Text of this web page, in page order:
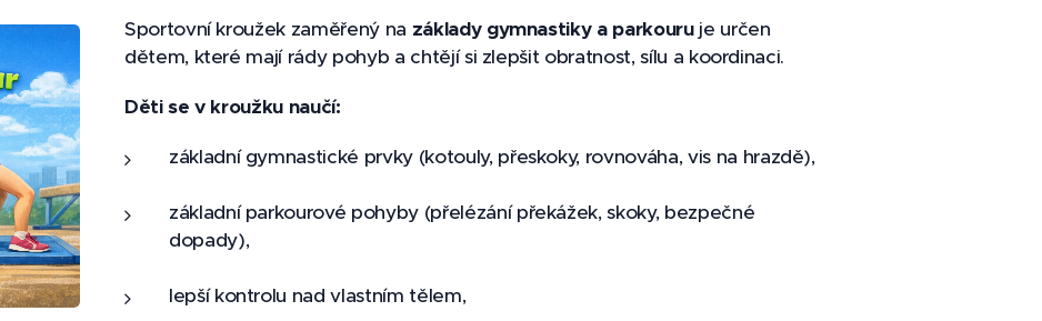
Sportovní kroužek zaměřený na základy gymnastiky a parkouruje určen
dětem, které mají rády pohyb a chtějí si zlepšit obratnost, sílu a koordinaci.
Děti se v kroužku naučí:
základní gymnastické prvky (kotouly, přeskoky, rovnováha, vis na hrazdě),
základní parkourové pohyby (přelézání překážek, skoky, bezpečné
dopady),
lepší kontrolu nad vlastním tělem,